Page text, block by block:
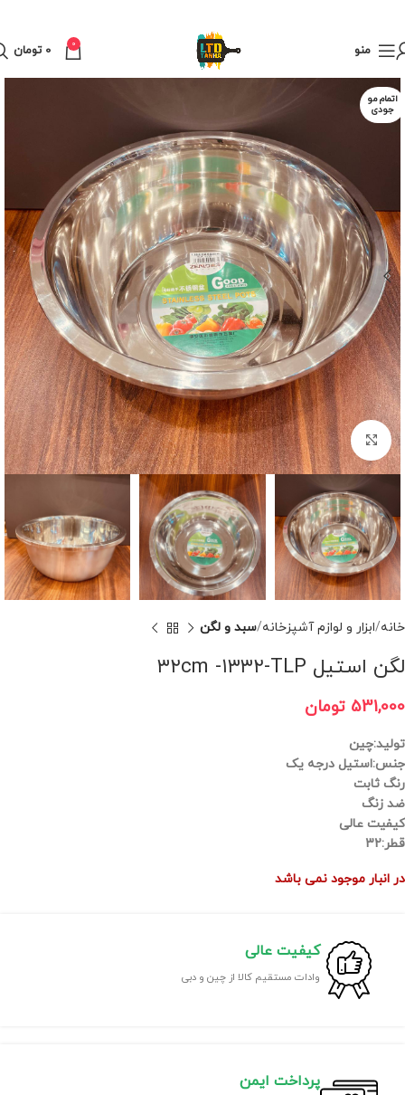
منو 0
0 تومان
اتمام مو
جودی
برای بزرگنمایی کلیک کنید
خانه ابزار و لوازم آشپزخانه سبد و لگن
لگن استیل ۳۲cm -۱۳۳۲-TLP
531,000 تومان
تولید:چین
جنس:استیل درجه یک
رنگ ثابت
ضد زنگ
کیفیت عالی
قطر:32
در انبار موجود نمی باشد
کیفیت عالی
وادات مستقیم کالا از چین و دبی
پرداخت ایمن